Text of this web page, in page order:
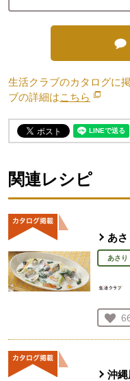
生活クラブのカタログに
ブの詳細はこちら 別のウ
関連レシピ
あ
あさり
沖